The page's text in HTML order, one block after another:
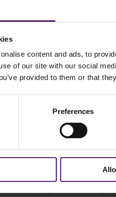
content and ads, to
of our site with our social
provided to them or that
Preferences
- Infra
door actuele
Er was geen koppeling
overzicht en het
die we ver vooruit kunnen
Dat moest beter en efficiënter